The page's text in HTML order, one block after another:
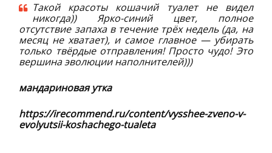
Такой красоты кошачий туалет не видел
никогда)) Ярко-синий цвет, полное
отсутствие запаха в течение трёх недель (да, на
месяц не хватает), и самое главное — убирать
только твёрдые отправления! Просто чудо! Это
вершина эволюции наполнителей)))
мандариновая утка
https://irecommend.ru/content/vysshee-zveno-v-
evolyutsii-koshachego-tualeta